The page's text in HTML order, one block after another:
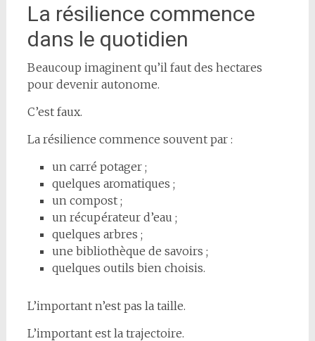
La résilience commence
dans le quotidien
Beaucoup imaginent qu’il faut des hectares
pour devenir autonome.
C’est faux.
La résilience commence souvent par :
un carré potager ;
quelques aromatiques ;
un compost ;
un récupérateur d’eau ;
quelques arbres ;
une bibliothèque de savoirs ;
quelques outils bien choisis.
L’important n’est pas la taille.
L’important est la trajectoire.